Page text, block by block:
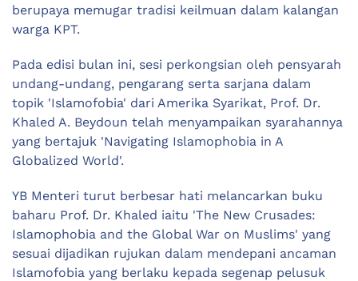
berupaya memugar tradisi keilmuan dalam kalangan
warga KPT.
Pada edisi bulan ini, sesi perkongsian oleh pensyarah
undang-undang, pengarang serta sarjana dalam
topik 'Islamofobia' dari Amerika Syarikat, Prof. Dr.
Khaled A. Beydoun telah menyampaikan syarahannya
yang bertajuk 'Navigating Islamophobia in A
Globalized World'.
YB Menteri turut berbesar hati melancarkan buku
baharu Prof. Dr. Khaled iaitu 'The New Crusades:
Islamophobia and the Global War on Muslims' yang
sesuai dijadikan rujukan dalam mendepani ancaman
Islamofobia yang berlaku kepada segenap pelusuk